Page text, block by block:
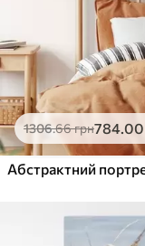
1306.66грн784.00